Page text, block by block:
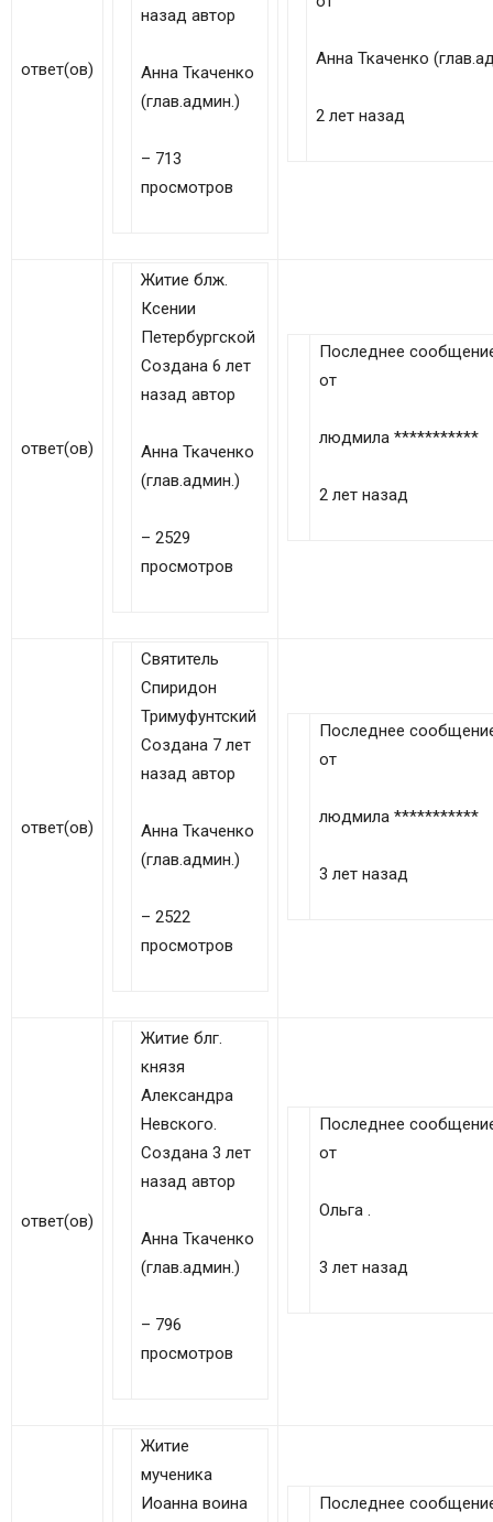
ответ(ов)
назад автор
Анна Ткаченко
(глав.админ.)
– 713
просмотров
Анна Ткаченко
2 лет назад
ответ(ов)
Житие блж.
Ксении
Петербургской
Создана 6 лет
назад автор
Анна Ткаченко
(глав.админ.)
– 2529
просмотров
Последнее
от
людмила ***********
2 лет назад
ответ(ов)
Святитель
Спиридон
Тримуфунтский
Создана 7 лет
назад автор
Анна Ткаченко
(глав.админ.)
– 2522
просмотров
Последнее
от
людмила ***********
3 лет назад
ответ(ов)
Житие блг.
князя
Александра
Невского.
Создана 3 лет
назад автор
Анна Ткаченко
(глав.админ.)
– 796
просмотров
Последнее
от
Ольга .
3 лет назад
Житие
мученика
Иоанна воина
Последнее